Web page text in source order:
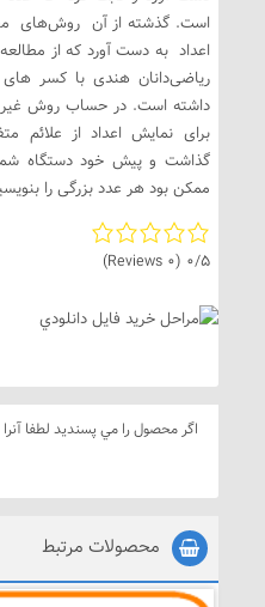
است. گذشته از آن روش‌های
اعداد به دست آورد که از
ریاضی‌دانان هندی با کسر
داشته است. در حساب روش غیر
برای نمایش اعداد از علائم
گذاشت و پیش خود دستگاه
ممکن بود هر عدد بزرگی را
0/5
(0 Reviews)
اگر محصول را مي پسنديد لطفا
محصولات مرتبط